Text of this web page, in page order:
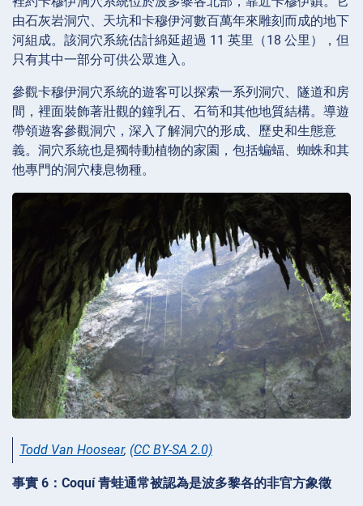
由石灰岩洞穴、天坑和卡穆伊河數百萬年來雕刻而成的地下
河組成。該洞穴系統估計綿延超過 11 英里（18 公里），但
只有其中一部分可供公眾進入。
參觀卡穆伊洞穴系統的遊客可以探索一系列洞穴、隧道和房
間，裡面裝飾著壯觀的鐘乳石、石筍和其他地質結構。導遊
帶領遊客參觀洞穴，深入了解洞穴的形成、歷史和生態意
義。洞穴系統也是獨特動植物的家園，包括蝙蝠、蜘蛛和其
他專門的洞穴棲息物種。
Todd Van Hoosear, (CC BY-SA 2.0)
事實 6：Coquí 青蛙通常被認為是波多黎各的非官方象徵